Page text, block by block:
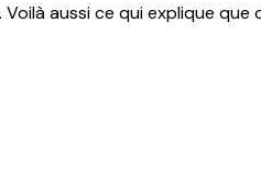
aussi ce qui explique